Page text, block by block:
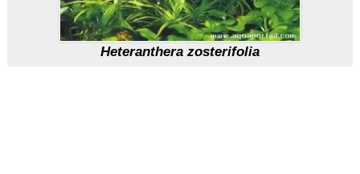
Heteranthera zosterifolia